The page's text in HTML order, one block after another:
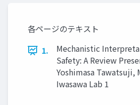
各ページのテキスト
1.
Mechanistic
Safety: A Review
Yoshimasa Tawatsuji,
Iwasawa Lab 1